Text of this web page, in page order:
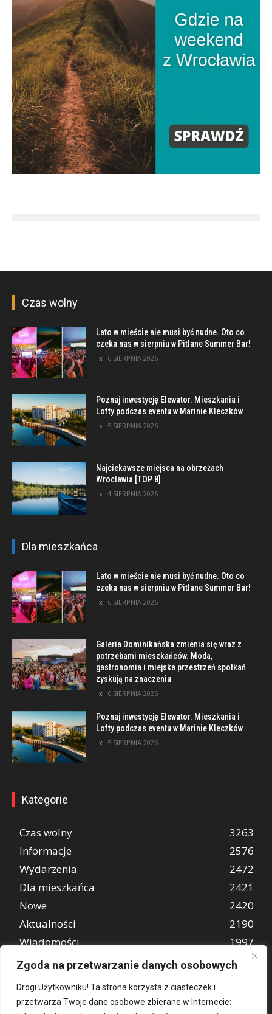
Zgoda na przetwarzanie danych osobowych
Drogi Użytkowniku! Ta strona korzysta z ciasteczek i
przetwarza Twoje dane osobowe zbierane w Internecie:
Czas wolny
Lato w mieście nie musi być nudne. Oto co
czeka nas w sierpniu w Pitlane Summer Bar!
6 SIERPNIA 2026
Poznaj inwestycję Elewator. Mieszkania i
Lofty podczas eventu w Marinie Kleczków
5 SIERPNIA 2026
Najciekawsze miejsca na obrzeżach
Wrocławia [TOP 8]
4 SIERPNIA 2026
Dla mieszkańca
Lato w mieście nie musi być nudne. Oto co
czeka nas w sierpniu w Pitlane Summer Bar!
6 SIERPNIA 2026
Galeria Dominikańska zmienia się wraz z
potrzebami mieszkańców. Moda,
gastronomia i miejska przestrzeń spotkań
zyskują na znaczeniu
6 SIERPNIA 2026
Poznaj inwestycję Elewator. Mieszkania i
Lofty podczas eventu w Marinie Kleczków
5 SIERPNIA 2026
Kategorie
Czas wolny
3263
Informacje
2576
Wydarzenia
2472
Dla mieszkańca
2421
Nowe
2420
Aktualności
2190
Wiadomości
1997
REKLAMA
849